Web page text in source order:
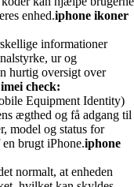
enhed.iphone ikoner
informationer
ur og
hurtig oversigt over
check:
Equipment Identity)
ægthed og få adgang til
model og status for
brugt iPhone.iphone
normalt, at enheden